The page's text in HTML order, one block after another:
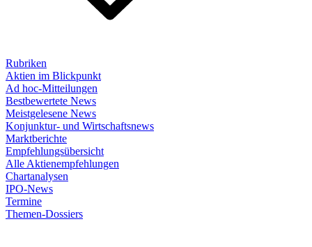
Rubriken
Aktien im Blickpunkt
Ad hoc-Mitteilungen
Bestbewertete News
Meistgelesene News
Konjunktur- und Wirtschaftsnews
Marktberichte
Empfehlungsübersicht
Alle Aktienempfehlungen
Chartanalysen
IPO-News
Termine
Themen-Dossiers